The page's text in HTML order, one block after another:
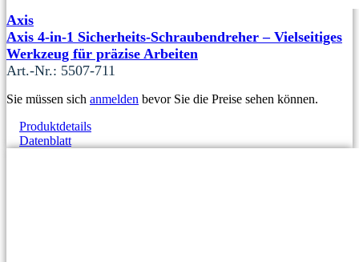
Axis
Axis 4-in-1 Sicherheits-Schraubendreher – Vielseitiges
Werkzeug für präzise Arbeiten
Art.-Nr.: 5507-711
Sie müssen sich anmelden bevor Sie die Preise sehen können.
Produktdetails
Datenblatt